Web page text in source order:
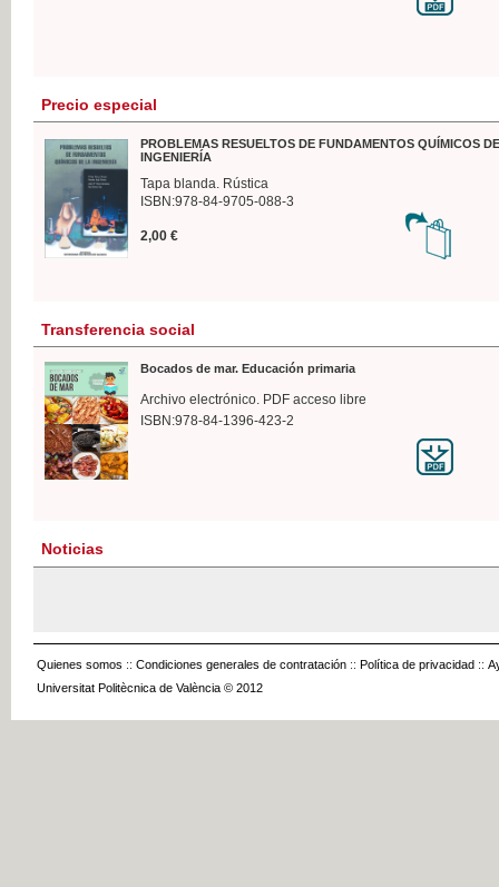
Precio especial
PROBLEMAS RESUELTOS DE FUNDAMENTOS QUÍMICOS
INGENIERÍA
Tapa blanda. Rústica
ISBN:978-84-9705-088-3
2,00 €
Transferencia social
Bocados de mar. Educación primaria
Archivo electrónico. PDF acceso libre
ISBN:978-84-1396-423-2
Noticias
Quienes somos :: Condiciones generales de contratación :: Política de privacidad ::
Universitat Politècnica de València © 2012